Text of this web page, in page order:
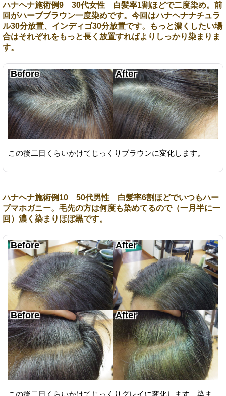
ハナヘナ施術例9 30代女性 白髪率1割ほどで二度染め。前
回がハーブブラウン一度染めです。今回はハナヘナナチュラ
ル30分放置、インディゴ30分放置です。もっと濃くしたい場
合はそれぞれをもっと長く放置すればよりしっかり染まりま
す。
この後二日くらいかけてじっくりブラウンに変化します。
ハナヘナ施術例10 50代男性 白髪率6割ほどでいつもハー
ブマホガニー。毛先の方は何度も染めてるので（一月半に一
回）濃く染まりほぼ黒です。
この後二日くらいかけてじっくりグレイに変化します。染ま